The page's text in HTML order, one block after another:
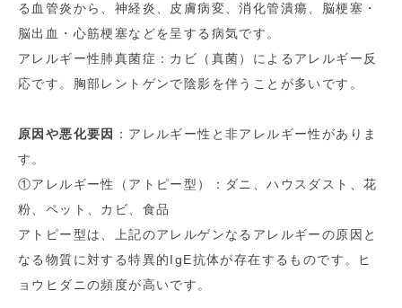
る血管炎から、神経炎、皮膚病変、消化管潰瘍、脳梗塞・
脳出血・心筋梗塞などを呈する病気です。
アレルギー性肺真菌症：カビ（真菌）によるアレルギー反
応です。胸部レントゲンで陰影を伴うことが多いです。
原因や悪化要因
：アレルギー性と非アレルギー性がありま
す。
①アレルギー性（アトピー型）：ダニ、ハウスダスト、花
粉、ペット、カビ、食品
アトピー型は、上記のアレルゲンなるアレルギーの原因と
なる物質に対する特異的IgE抗体が存在するものです。ヒ
ョウヒダニの頻度が高いです。